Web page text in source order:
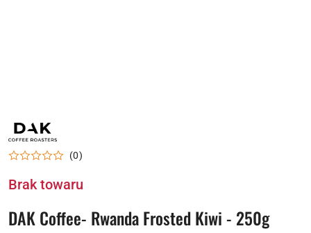
NAZWA
PRODUCENTA:
COFFEE
(0)
Brak towaru
DAK Coffee- Rwanda Frosted Kiwi - 250g